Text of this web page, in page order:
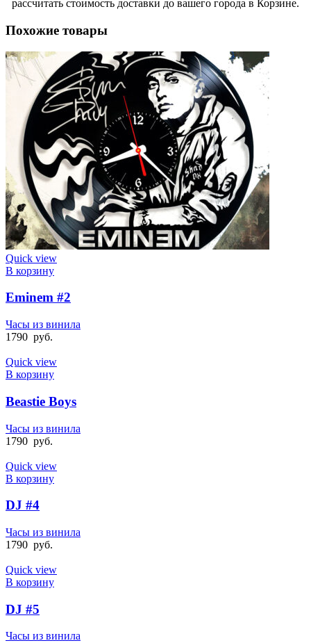
рассчитать стоимость доставки до вашего города в Корзине.
Похожие товары
Quick view
В корзину
Eminem #2
Часы из винила
1790 руб.
Quick view
В корзину
Beastie Boys
Часы из винила
1790 руб.
Quick view
В корзину
DJ #4
Часы из винила
1790 руб.
Quick view
В корзину
DJ #5
Часы из винила